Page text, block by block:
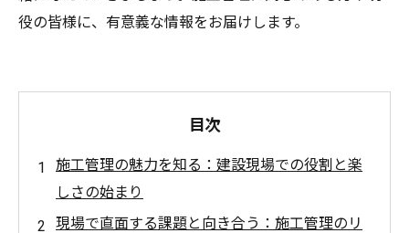
役の皆様に、有意義な情報をお届けします。
目次
施工管理の魅力を知る：建設現場での役割と楽
しさの始まり
現場で直面する課題と向き合う：施工管理のリ